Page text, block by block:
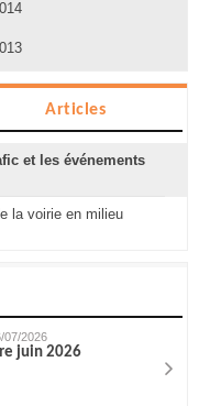
Articles
et les événements
la voirie en milieu
07/2026
juin 2026